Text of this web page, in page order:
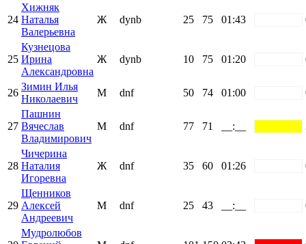
24
Хижняк
Наталья
Валерьевна
Ж dynb 25 75 01:43
25
Кузнецова
Ирина
Александровна
Ж dynb 10 75 01:20
26
Зимин Илья
Николаевич
М dnf 50 74 01:00
27
Пашнин
Вячеслав
Владимирович
М dnf 77 71 __:__
28
Чичерина
Наталия
Игоревна
Ж dnf 35 60 01:26
29
Щенников
Алексей
Андреевич
М dnf 25 43 __:__
Мудролюбов